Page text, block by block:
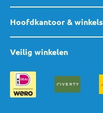
Hoofdkantoor & winkels
Veilig winkelen